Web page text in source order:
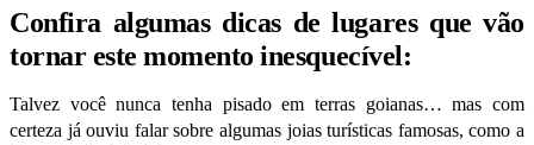
Confira algumas dicas de lugares que vão
tornar este momento inesquecível:
Talvez você nunca tenha pisado em terras goianas… mas com
certeza já ouviu falar sobre algumas joias turísticas famosas, como a